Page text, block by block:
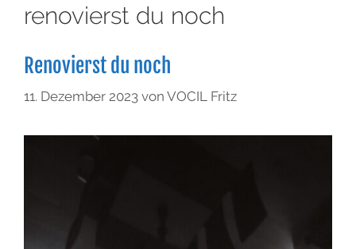
renovierst du noch
Renovierst du noch
11. Dezember 2023 von VOCIL Fritz